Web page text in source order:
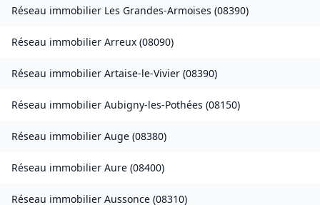
Réseau immobilier Les Grandes-Armoises (08390)
Réseau immobilier Arreux (08090)
Réseau immobilier Artaise-le-Vivier (08390)
Réseau immobilier Aubigny-les-Pothées (08150)
Réseau immobilier Auge (08380)
Réseau immobilier Aure (08400)
Réseau immobilier Aussonce (08310)